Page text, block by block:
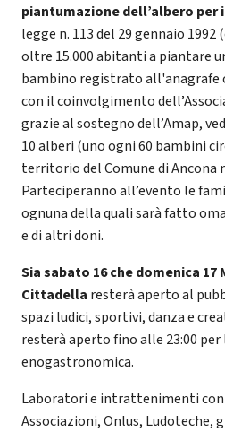
piantumazione dell’albero per
legge n. 113 del 29 gennaio
oltre 15.000 abitanti a piantare
bambino registrato all'anagrafe
con il coinvolgimento
grazie al sostegno dell’Amap,
10 alberi (uno ogni 60 bambini
territorio del Comune di Ancona
Parteciperanno all’evento le
ognuna della quali sarà fatto
e di altri doni.
Sia sabato 16 che domenica 17
Cittadella resterà aperto al
spazi ludici, sportivi, danza e
resterà aperto fino alle 23:00 per
enogastronomica.
Laboratori e intrattenimenti con
Associazioni, Onlus, Ludoteche,